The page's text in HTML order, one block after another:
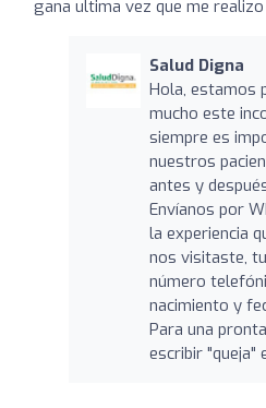
gana ultima vez que me
Salud Digna
Hola, estamos
mucho este
siempre es
nuestros
antes y
Envíanos por
la experiencia
nos visitaste,
número
nacimiento y
Para una
escribir "queja"